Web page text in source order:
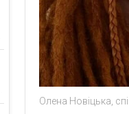
Олена Новіцька,